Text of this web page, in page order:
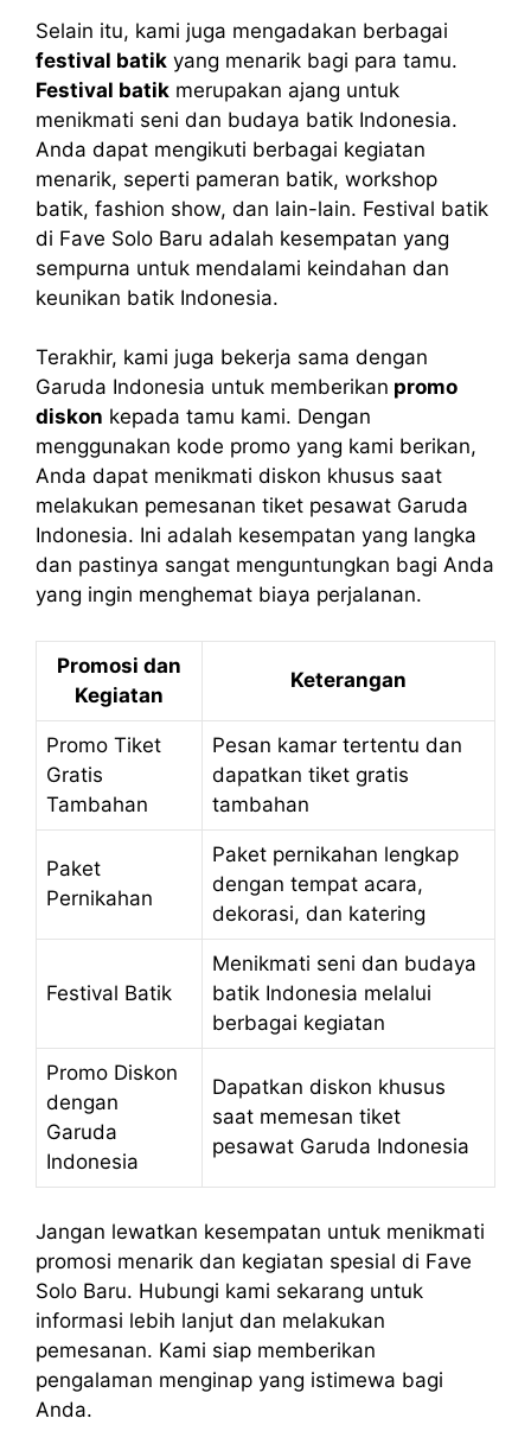
Selain itu, kami juga mengadakan berbagai
festival batik yang menarik bagi para tamu.
Festival batik merupakan ajang untuk
menikmati seni dan budaya batik Indonesia.
Anda dapat mengikuti berbagai kegiatan
menarik, seperti pameran batik, workshop
batik, fashion show, dan lain-lain. Festival batik
di Fave Solo Baru adalah kesempatan yang
sempurna untuk mendalami keindahan dan
keunikan batik Indonesia.
Terakhir, kami juga bekerja sama dengan
Garuda Indonesia untuk memberikan promo
diskon kepada tamu kami. Dengan
menggunakan kode promo yang kami berikan,
Anda dapat menikmati diskon khusus saat
melakukan pemesanan tiket pesawat Garuda
Indonesia. Ini adalah kesempatan yang langka
dan pastinya sangat menguntungkan bagi Anda
yang ingin menghemat biaya perjalanan.
Promosi dan
Kegiatan
Keterangan
Promo Tiket
Gratis
Tambahan
Pesan kamar tertentu dan
dapatkan tiket gratis
tambahan
Paket
Pernikahan
Paket pernikahan lengkap
dengan tempat acara,
dekorasi, dan katering
Festival Batik
Menikmati seni dan budaya
batik Indonesia melalui
berbagai kegiatan
Promo Diskon
dengan
Garuda
Indonesia
Dapatkan diskon khusus
saat memesan tiket
pesawat Garuda Indonesia
Jangan lewatkan kesempatan untuk menikmati
promosi menarik dan kegiatan spesial di Fave
Solo Baru. Hubungi kami sekarang untuk
informasi lebih lanjut dan melakukan
pemesanan. Kami siap memberikan
pengalaman menginap yang istimewa bagi
Anda.